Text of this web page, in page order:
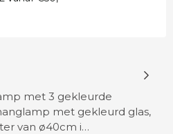
met 3 gekleurde
met gekleurd glas,
van ø40cm i…